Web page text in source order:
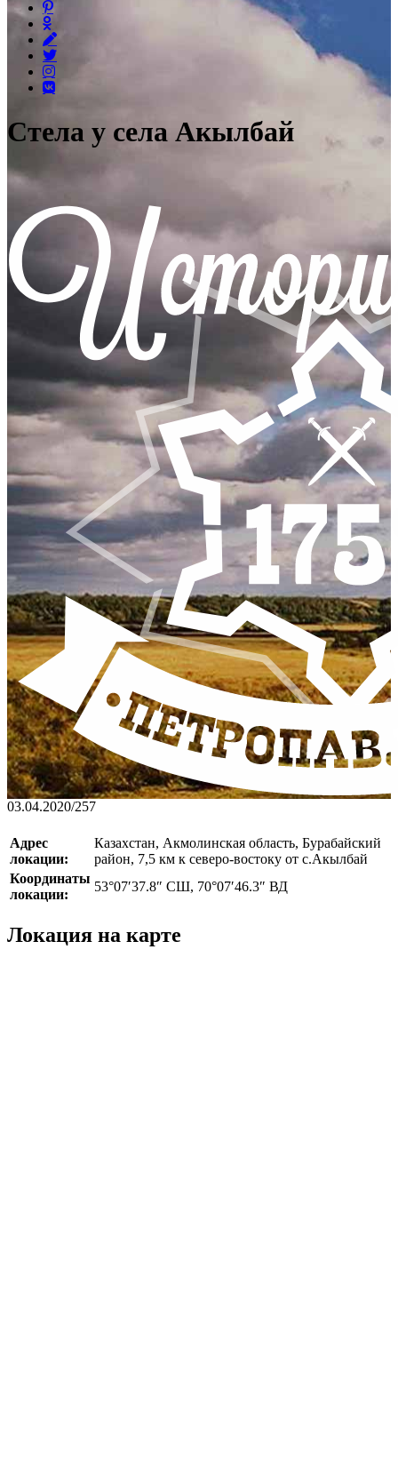
Стела у села Акылбай
03.04.2020/257
Адрес
локации:
Казахстан, Акмолинская область, Бурабайский
район, 7,5 км к северо-востоку от с.Акылбай
Координаты
локации:
53°07′37.8″ СШ, 70°07′46.3″ ВД
Локация на карте